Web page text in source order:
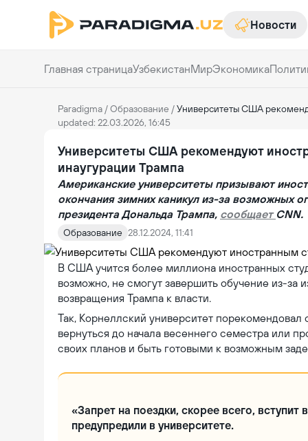
Новости
Главная страницаУзбекистанМирЭкономика
Paradigma /Образование /Университеты США
updated: 22.03.2026, 16:45
Университеты США рекомендуют
инаугурации Трампа
Американские университеты призывают
окончания зимних каникул из-за возможных
президента Дональда Трампа, сообщает CNN.
Образование 28.12.2024, 11:41
В США учится более миллиона иностранных
возможно, не смогут завершить обучение из-
возвращения Трампа к власти.
Так, Корнеллский университет
вернуться до начала весеннего семестра или
своих планов и быть готовыми к возможным
«Запрет на поездки, скорее всего, вступит
предупредили в университете.